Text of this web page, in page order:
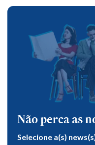
Não perca as
Selecione a(s)